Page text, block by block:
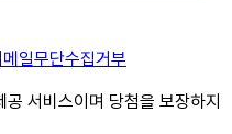
메일무단수집거부
서비스이며 당첨을 보장하지